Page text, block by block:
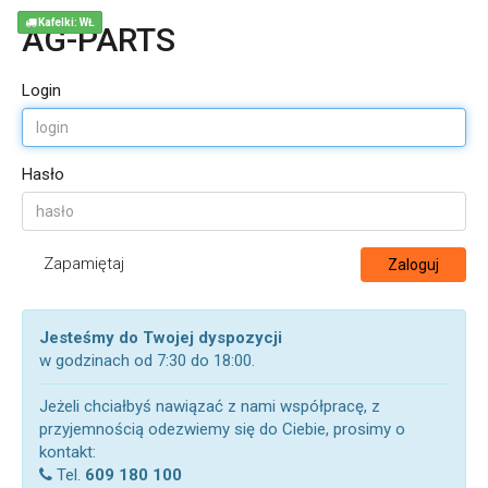
AG-PARTS
Login
Hasło
Zapamiętaj Zaloguj
Jesteśmy do Twojej dyspozycji
w godzinach od 7:30 do 18:00.
Jeżeli chciałbyś nawiązać z nami współpracę, z
przyjemnością odezwiemy się do Ciebie, prosimy o
kontakt:
Tel. 609 180 100
Kafelki: WŁ